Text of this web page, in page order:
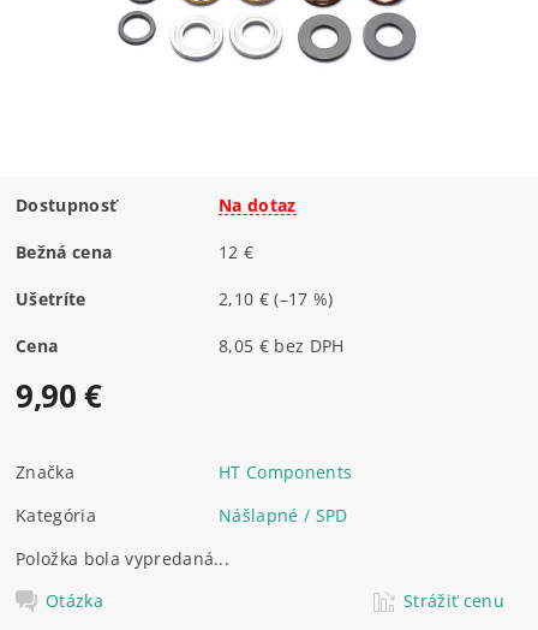
Dostupnosť Na dotaz
Bežná cena 12 €
Ušetríte 2,10 €(–17 %)
Cena 8,05 € bez DPH
9,90 €
Značka
HT Components
Kategória
Nášlapné / SPD
Položka bola vypredaná...
Otázka
Strážiť cenu